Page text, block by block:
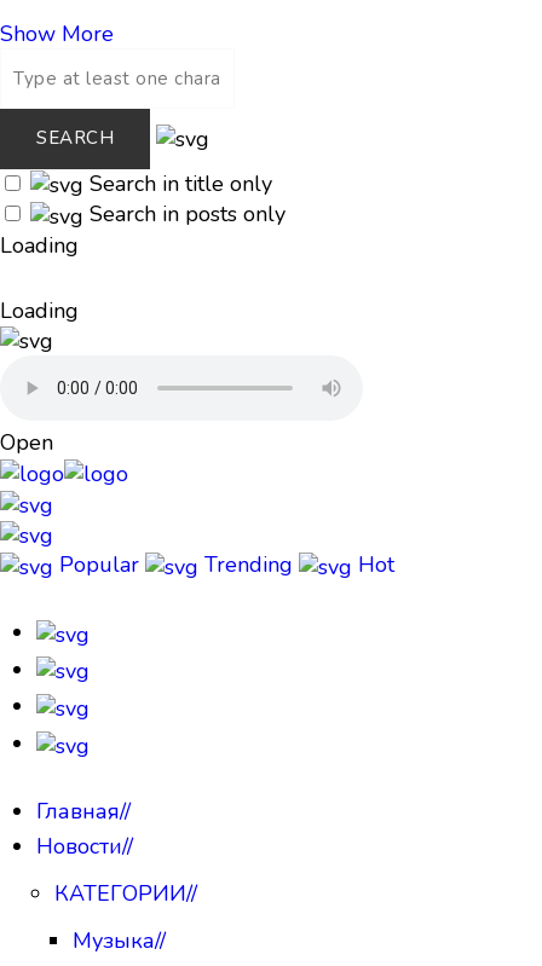
Show More
Search in title only
Search in posts only
Loading
Loading
Open
Popular Trending Hot
Главная//
Новости//
КАТЕГОРИИ//
Музыка//